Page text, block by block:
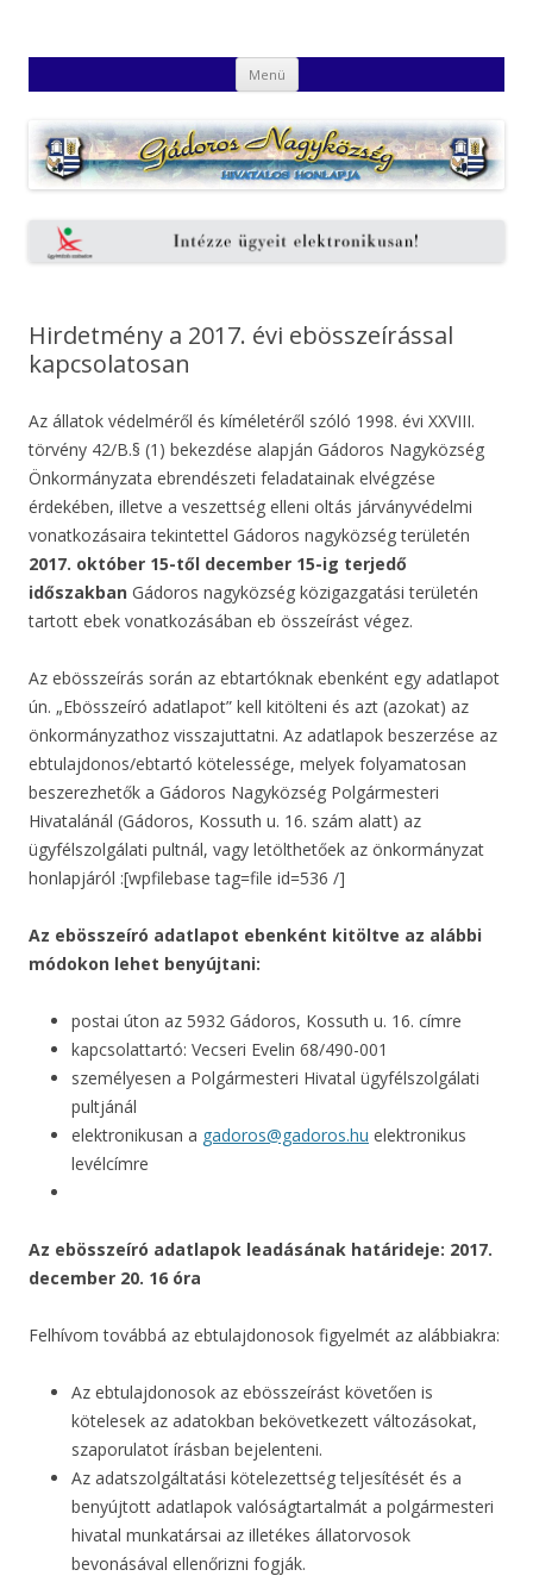
Honlapja
Menü Kilépés
a
Hirdetmény a 2017. évi ebösszeírással
kapcsolatosan
Az állatok védelméről és kíméletéről szóló 1998. évi XXVIII.
törvény 42/B.§ (1) bekezdése alapján Gádoros Nagyközség
Önkormányzata ebrendészeti feladatainak elvégzése
érdekében, illetve a veszettség elleni oltás járványvédelmi
vonatkozásaira tekintettel Gádoros nagyközség területén
2017. október 15-től december 15-ig terjedő
időszakban Gádoros nagyközség közigazgatási területén
tartott ebek vonatkozásában eb összeírást végez.
Az ebösszeírás során az ebtartóknak ebenként egy adatlapot
ún. „Ebösszeíró adatlapot” kell kitölteni és azt (azokat) az
önkormányzathoz visszajuttatni. Az adatlapok beszerzése az
ebtulajdonos/ebtartó kötelessége, melyek folyamatosan
beszerezhetők a Gádoros Nagyközség Polgármesteri
Hivatalánál (Gádoros, Kossuth u. 16. szám alatt) az
ügyfélszolgálati pultnál, vagy letölthetőek az önkormányzat
honlapjáról :[wpfilebase tag=file id=536 /]
Az ebösszeíró adatlapot ebenként kitöltve az alábbi
módokon lehet benyújtani:
postai úton az 5932 Gádoros, Kossuth u. 16. címre
kapcsolattartó: Vecseri Evelin 68/490-001
személyesen a Polgármesteri Hivatal ügyfélszolgálati
pultjánál
elektronikusan a gadoros@gadoros.hu elektronikus
levélcímre
Az ebösszeíró adatlapok leadásának határideje: 2017.
december 20. 16 óra
Felhívom továbbá az ebtulajdonosok figyelmét az alábbiakra:
Az ebtulajdonosok az ebösszeírást követően is
kötelesek az adatokban bekövetkezett változásokat,
szaporulatot írásban bejelenteni.
Az adatszolgáltatási kötelezettség teljesítését és a
benyújtott adatlapok valóságtartalmát a polgármesteri
hivatal munkatársai az illetékes állatorvosok
bevonásával ellenőrizni fogják.